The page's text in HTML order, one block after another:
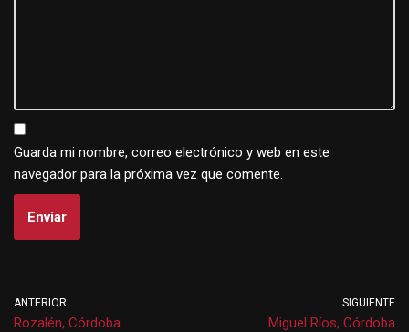
Guarda mi nombre, correo electrónico y web en este
navegador para la próxima vez que comente.
ANTERIOR
Rozalén, Córdoba
SIGUIENTE
Miguel Ríos, Córdoba